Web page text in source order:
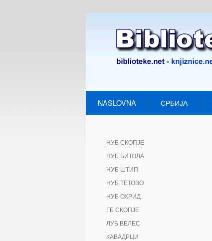
NASLOVNA СРБИЈА
НУБ СКОПЈЕ
НУБ БИТОЛА
НУБ ШТИП
НУБ ТЕТОВО
НУБ ОХРИД
ГБ СКОПЈЕ
ЛУБ ВЕЛЕС
КАВАДРЦИ